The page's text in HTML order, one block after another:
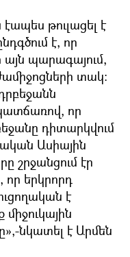
թուլացել է
է, որ
պարագայում,
տակ:
որ
դիտարկվում
Ասիային
շրջանցում էր
երկրորդ
է
նկատել է Արմեն